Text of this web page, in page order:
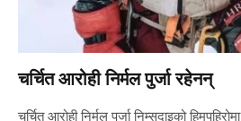
चर्चित आरोही निर्मल पुर्जा रहेनन्
चर्चित आरोही निर्मल पुर्जा निम्सदाइको